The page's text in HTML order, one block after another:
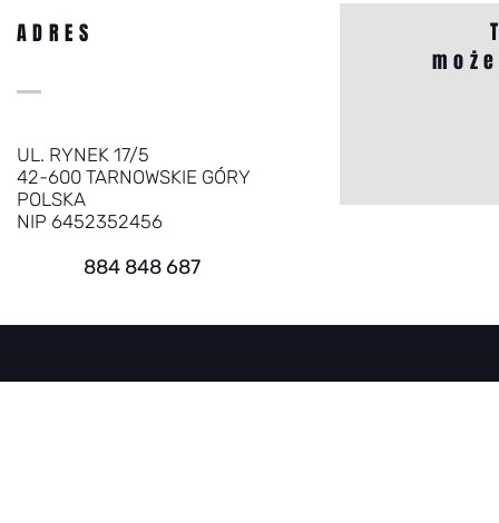
ADRES
UL. RYNEK 17/5
42-600 TARNOWSKIE GÓRY
POLSKA
NIP 6452352456
884 848 687